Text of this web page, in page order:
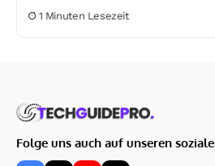
1 Minuten Lesezeit
Folge uns auch auf unseren